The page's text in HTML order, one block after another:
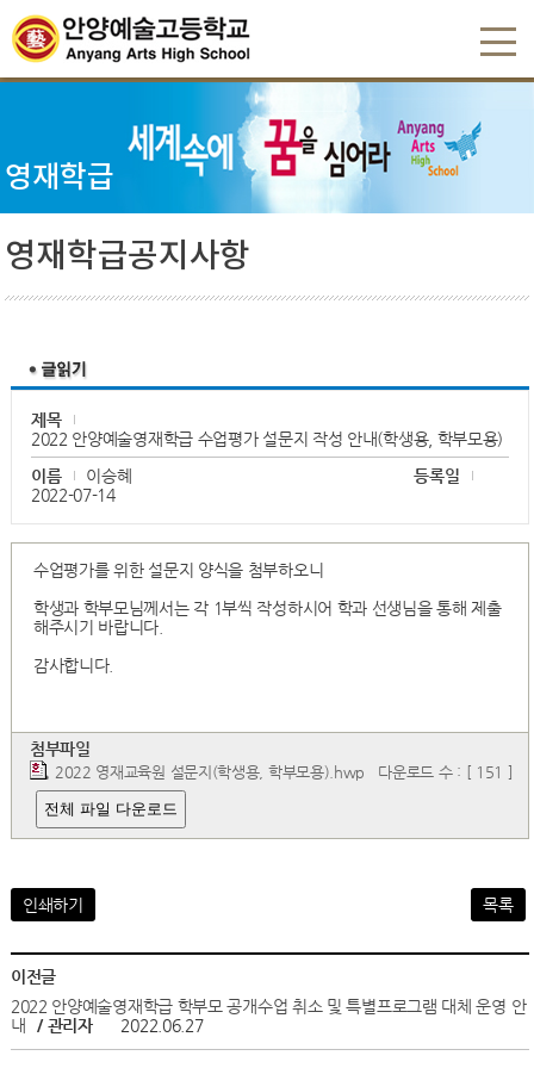
영재학급
영재학급공지사항
제목
2022 안양예술영재학급 수업평가 설문지 작성 안내(학생용, 학부모용)
이름
이승혜
등록일
2022-07-14
수업평가를 위한 설문지 양식을 첨부하오니
학생과 학부모님께서는 각 1부씩 작성하시어 학과 선생님을 통해 제출
해주시기 바랍니다.
감사합니다.
첨부파일
2022 영재교육원 설문지(학생용, 학부모용).hwp 다운로드 수 : [ 151 ]
전체 파일 다운로드
인쇄하기 목록
이전글
2022 안양예술영재학급 학부모 공개수업 취소 및 특별프로그램 대체 운영 안
내
/ 관리자 2022.06.27